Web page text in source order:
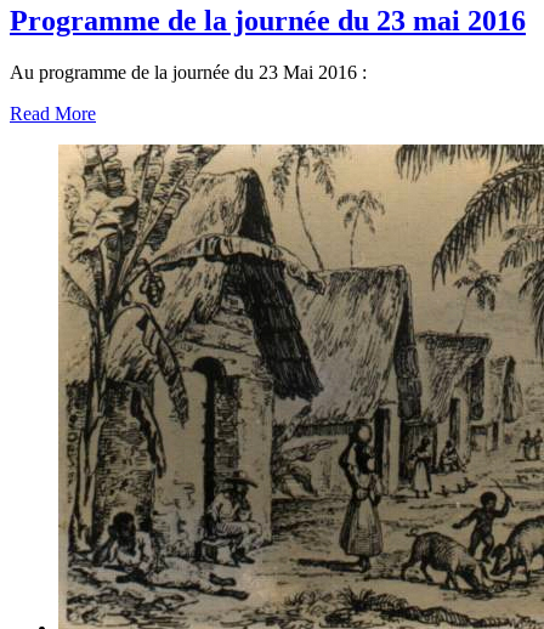
Programme de la journée du 23 mai 2016
Au programme de la journée du 23 Mai 2016 :
Read More